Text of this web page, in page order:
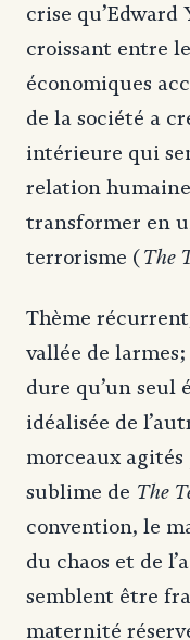
crise qu’Edward
croissant entre
économiques
de la société a
intérieure qui
relation
transformer en
terrorisme (The
Thème
vallée de
dure qu’un seul
idéalisée de
morceaux
sublime de The
convention, le
du chaos et de
semblent être
maternité